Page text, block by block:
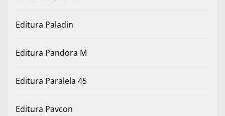
Editura Paladin
Editura Pandora M
Editura Paralela 45
Editura Pavcon